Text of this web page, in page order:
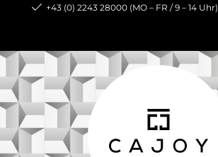
+43 (0) 2243 28000 (MO – FR / 9 – 14 Uhr)